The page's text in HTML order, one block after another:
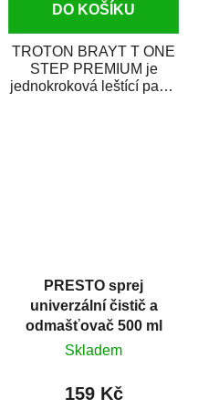
DO KOŠÍKU
TROTON BRAYT T ONE
STEP PREMIUM je
jednokroková leštící pasta
PRESTO sprej
univerzální čistič a
odmašťovač 500 ml
Skladem
159 Kč